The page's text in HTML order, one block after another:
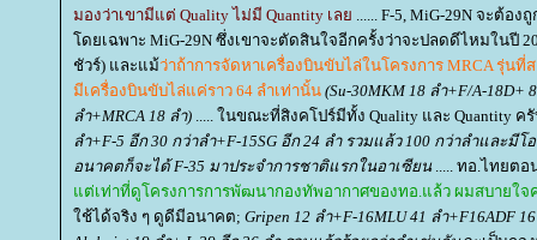
มองว่าเขามีแต่ Quality ไม่มี Quantity เล
...... F-5, MiG-29N จะต้อ
ดยเฉพาะ MiG-29N ซึ่งเขาจะตัดสินใจอีกครั้งว่าจะปลดดีไหมในปี
ชัวร์) และแม้ว่าถ้าการจัดหาเครื่องบินขับไล่ในโครงการ MRCA รุ่นที่
มีเครื่องบินขับไล่แค่ราว 64 ลำเท่านั้น (Su-30MKM 18 ลำ+F/A-18D+
ลำ+MRCA 18 ลำ)
..... ในขณะที่สิงคโปร์มีทั้ง Quality และ Quantity ค
ลำ+F-5 อีก 30 กว่าลำ+F-15SG อีก 24 ลำ รวมแล้ว 100 กว่าลำและมีโ
อนาคตก็จะได้ F-35 มาประจำการชาติแรกในอาเซียน ..... ทอ.ไทยต
ต่เท่าที่ดูโครงการการพัฒนากองทัพอากาศของทอ.แล้ว ผมสบายใจ
ช้ได้จริง ๆ ดูดีมีอนาคต; Gripen 12 ลำ+F-16MLU 41 ลำ+F16ADF